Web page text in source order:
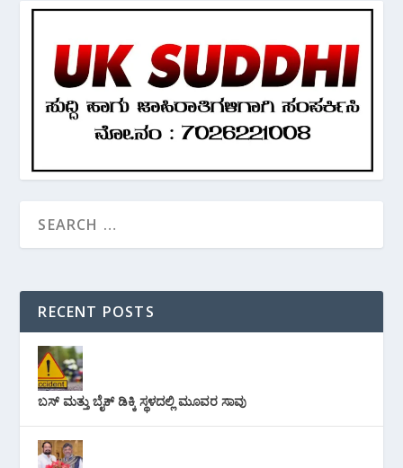
RECENT POSTS
ಬಸ್ ಮತ್ತು ಬೈಕ್ ಡಿಕ್ಕಿ ಸ್ಥಳದಲ್ಲಿ ಮೂವರ ಸಾವು